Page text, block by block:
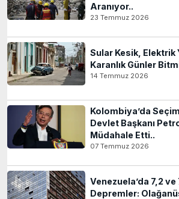
Aranıyor..
23 Temmuz 2026
Sular Kesik, Elektrik
Karanlık Günler
14 Temmuz 2026
Kolombiya’da
Devlet Başkanı
Müdahale Etti..
07 Temmuz 2026
Venezuela’da 7,2
Depremler: